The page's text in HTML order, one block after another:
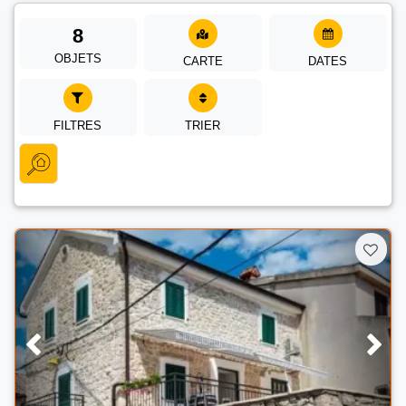
8
OBJETS CARTE DATES
FILTRES TRIER